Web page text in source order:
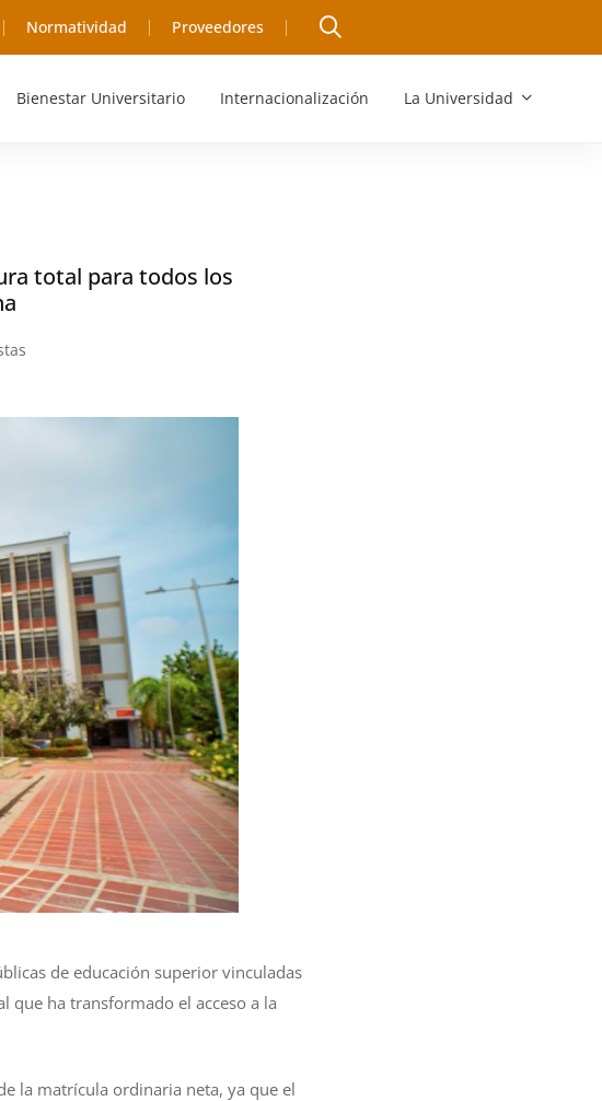
Normatividad Proveedores
Bienestar Universitario Internacionalización La Universidad
total para todos los
de educación superior vinculadas
que ha transformado el acceso a la
la matrícula ordinaria neta, ya que el